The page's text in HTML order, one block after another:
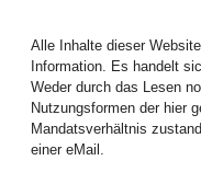
Alle Inhalte dieser
Information. Es handelt
Weder durch das Lesen
Nutzungsformen der hier
Mandatsverhältnis
einer eMail.